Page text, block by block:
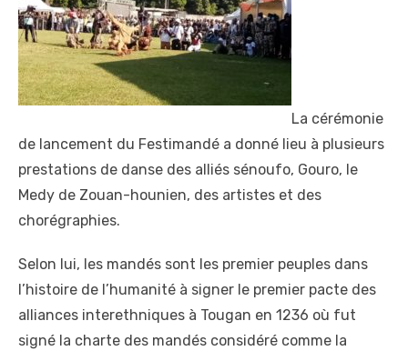
La cérémonie
de lancement du Festimandé a donné lieu à plusieurs
prestations de danse des alliés sénoufo, Gouro, le
Medy de Zouan-hounien, des artistes et des
chorégraphies.
Selon lui, les mandés sont les premier peuples dans
l’histoire de l’humanité à signer le premier pacte des
alliances interethniques à Tougan en 1236 où fut
signé la charte des mandés considéré comme la